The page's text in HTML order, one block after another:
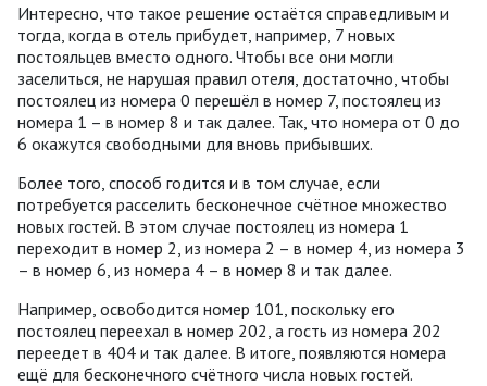
Интересно, что такое решение остаётся справедливым и
тогда, когда в отель прибудет, например, 7 новых
постояльцев вместо одного. Чтобы все они могли
заселиться, не нарушая правил отеля, достаточно, чтобы
постоялец из номера 0 перешёл в номер 7, постоялец из
номера 1 – в номер 8 и так далее. Так, что номера от 0 до
6 окажутся свободными для вновь прибывших.
Более того, способ годится и в том случае, если
потребуется расселить бесконечное счётное множество
новых гостей. В этом случае постоялец из номера 1
переходит в номер 2, из номера 2 – в номер 4, из номера 3
– в номер 6, из номера 4 – в номер 8 и так далее.
Например, освободится номер 101, поскольку его
постоялец переехал в номер 202, а гость из номера 202
переедет в 404 и так далее. В итоге, появляются номера
ещё для бесконечного счётного числа новых гостей.